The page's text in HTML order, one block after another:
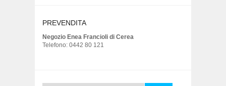
PREVENDITA
Negozio Enea Francioli di Cerea
Telefono: 0442 80 121